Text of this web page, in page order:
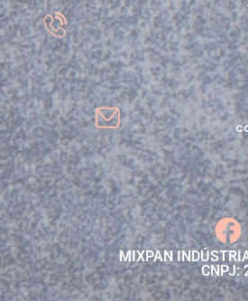
MIXPAN
CNPJ: